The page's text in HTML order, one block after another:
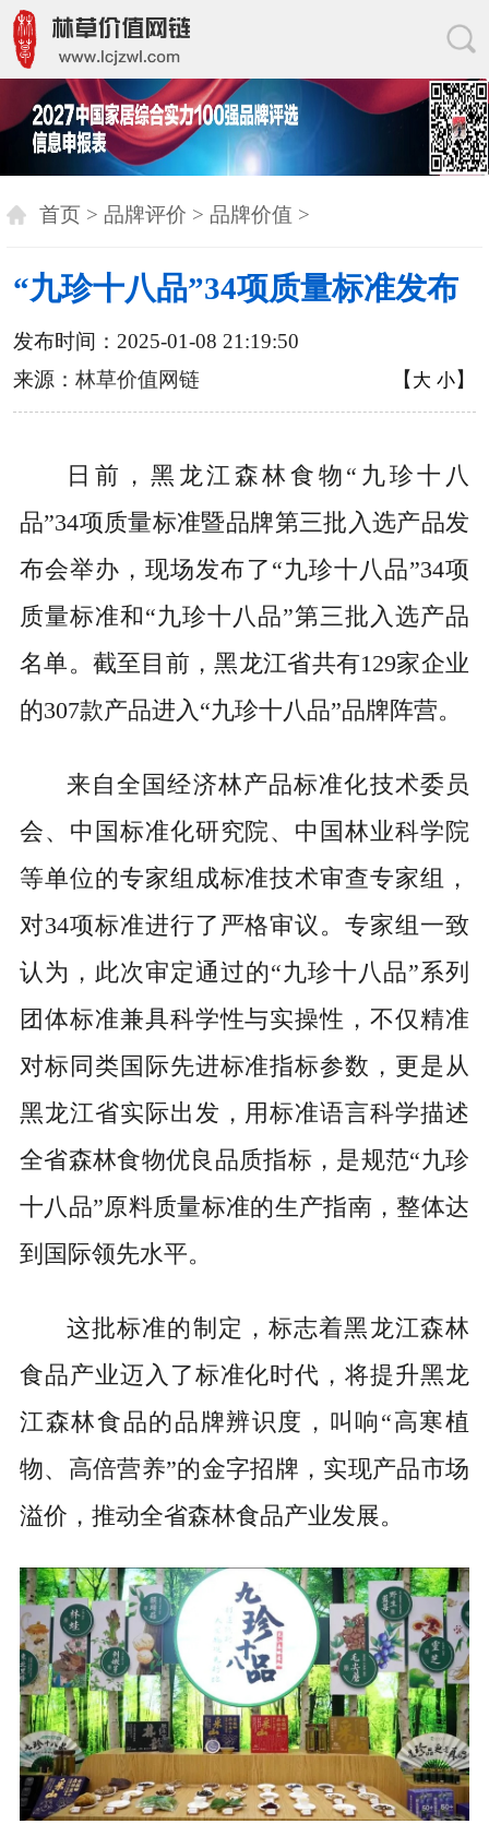
首页 > 品牌评价 > 品牌价值 >
“九珍十八品”34项质量标准发布
发布时间：2025-01-08 21:19:50
来源： 林草价值网链 【 大 小】
日前，黑龙江森林食物“九珍十八
品”34项质量标准暨品牌第三批入选产品发
布会举办，现场发布了“九珍十八品”34项
质量标准和“九珍十八品”第三批入选产品
名单。截至目前，黑龙江省共有129家企业
的307款产品进入“九珍十八品”品牌阵营。
来自全国经济林产品标准化技术委员
会、中国标准化研究院、中国林业科学院
等单位的专家组成标准技术审查专家组，
对34项标准进行了严格审议。专家组一致
认为，此次审定通过的“九珍十八品”系列
团体标准兼具科学性与实操性，不仅精准
对标同类国际先进标准指标参数，更是从
黑龙江省实际出发，用标准语言科学描述
全省森林食物优良品质指标，是规范“九珍
十八品”原料质量标准的生产指南，整体达
到国际领先水平。
这批标准的制定，标志着黑龙江森林
食品产业迈入了标准化时代，将提升黑龙
江森林食品的品牌辨识度，叫响“高寒植
物、高倍营养”的金字招牌，实现产品市场
溢价，推动全省森林食品产业发展。